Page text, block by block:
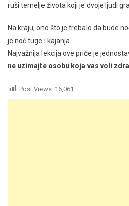
ruši temelje života koji je dvoje ljudi
Na kraju, ono što je trebalo da bude
je noć tuge i kajanja.
Najvažnija lekcija ove priče je
ne uzimajte osobu koja vas voli
Post Views: 16,061